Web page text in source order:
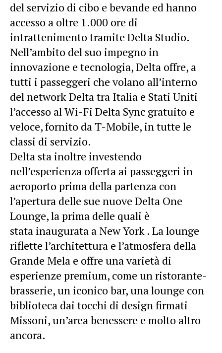
del servizio di cibo e bevande ed hanno
accesso a oltre 1.000 ore di
intrattenimento tramite Delta Studio.
Nell’ambito del suo impegno in
innovazione e tecnologia, Delta offre, a
tutti i passeggeri che volano all’interno
del network Delta tra Italia e Stati Uniti
l’accesso al Wi-Fi Delta Sync gratuito e
veloce, fornito da T-Mobile, in tutte le
classi di servizio.
Delta sta inoltre investendo
nell’esperienza offerta ai passeggeri in
aeroporto prima della partenza con
l’apertura delle sue nuove Delta One
Lounge, la prima delle quali è
stata inaugurata a New York . La lounge
riflette l’architettura e l’atmosfera della
Grande Mela e offre una varietà di
esperienze premium, come un ristorante-
brasserie, un iconico bar, una lounge con
biblioteca dai tocchi di design firmati
Missoni, un’area benessere e molto altro
ancora.